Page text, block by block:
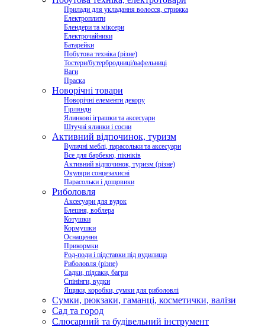
Прилади для укладання волосся, стрижка
Електроплити
Блендери та міксери
Електрочайники
Батарейки
Побутова техніка (різне)
Тостери/бутербродниці/вафельниці
Ваги
Праска
Новорічні товари
Новорічні елементи декору
Гірлянди
Ялинкові іграшки та аксесуари
Штучні ялинки і сосни
Активний відпочинок, туризм
Вуличні меблі, парасольки та аксесуари
Все для барбекю, пікніків
Активний відпочинок, туризм (різне)
Окуляри сонцезахисні
Парасольки і дощовики
Риболовля
Аксесуари для вудок
Блешня, воблера
Котушки
Кормушки
Оснащення
Прикормки
Род-поди і підставки під вудилища
Риболовля (різне)
Садки, підсаки, багри
Спінінги, вудки
Ящики, коробки, сумки для риболовлі
Сумки, рюкзаки, гаманці, косметички, валізи
Сад та город
Слюсарний та будівельний інструмент